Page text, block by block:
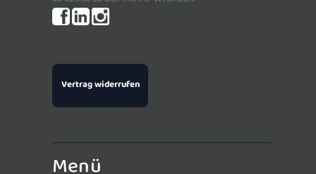
Vertrag widerrufen